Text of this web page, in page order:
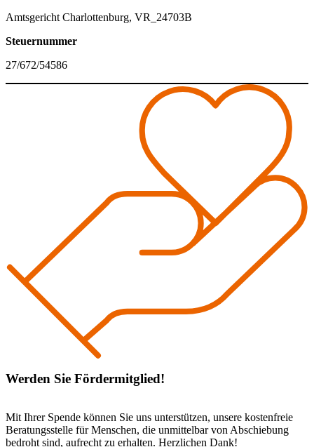
Amtsgericht Charlottenburg, VR_24703B
Steuernummer
27/672/54586
Werden Sie Fördermitglied!
Mit Ihrer Spende können Sie uns unterstützen, unsere kostenfreie
Beratungsstelle für Menschen, die unmittelbar von Abschiebung
bedroht sind, aufrecht zu erhalten. Herzlichen Dank!